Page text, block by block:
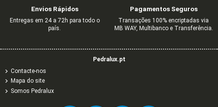
Envios Rápidos
Entregas em 24 a 72h para todo o
país.
Pagamentos Seguros
Transações 100% encriptadas via
MB WAY, Multibanco e Transferência.
Pedralux.pt
Contacte-nos
Mapa do site
Somos Pedralux